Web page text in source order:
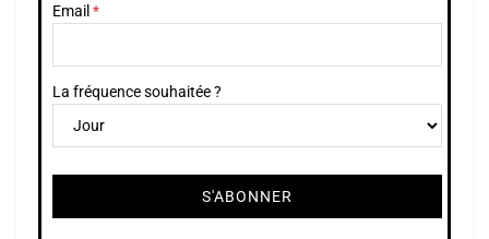
Email
La fréquence souhaitée ?